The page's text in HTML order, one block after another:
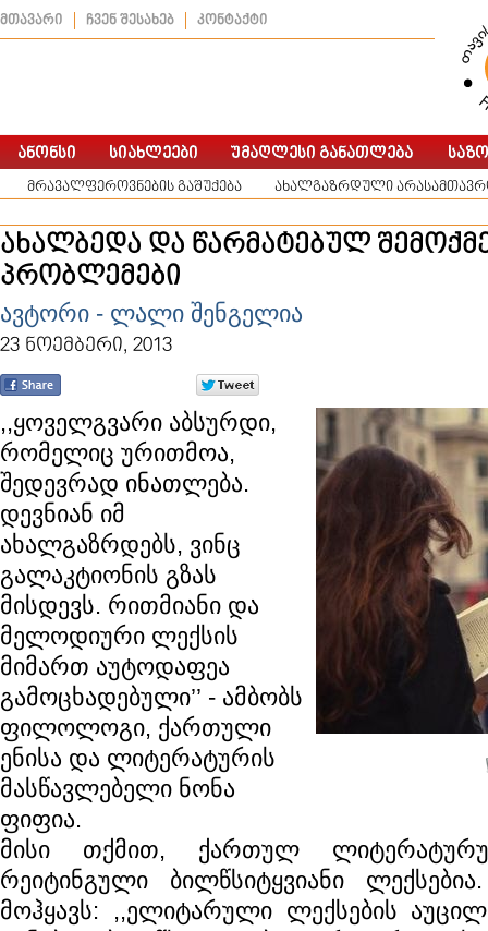
მთავარი ჩვენ შესახებ კონტაქტი
მრავალფეროვნების გაშუქება ახალგაზრდული
ახალბედა და წარმატებულ
პრობლემები
ავტორი - ლალი შენგელია
23 ნოემბერი, 2013
,,ყოველგვარი აბსურდი,
რომელიც ურითმოა,
შედევრად ინათლება.
დევნიან იმ
ახალგაზრდებს, ვინც
გალაკტიონის გზას
მისდევს. რითმიანი და
მელოდიური ლექსის
მიმართ აუტოდაფეა
გამოცხადებული’’ - ამბობს
ფილოლოგი, ქართული
ენისა და ლიტერატურის
მასწავლებელი ნონა
ფიფია.
მისი თქმით, ქართულ
რეიტინგული ბილწსიტყვიანი
მოჰყავს: ,,ელიტარული ლექსების